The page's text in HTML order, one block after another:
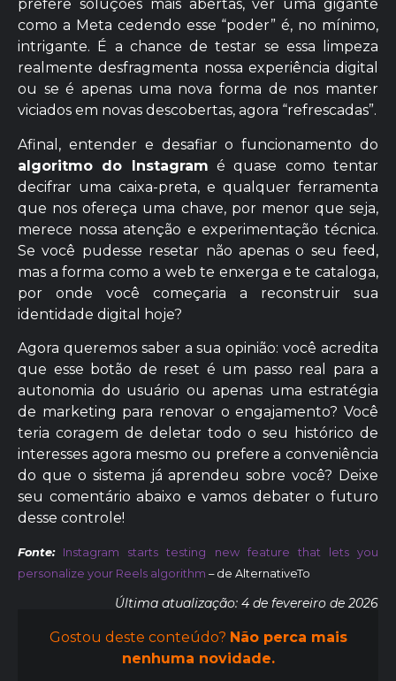
prefere soluções mais abertas, ver uma gigante
como a Meta cedendo esse “poder” é, no mínimo,
intrigante. É a chance de testar se essa limpeza
realmente desfragmenta nossa experiência digital
ou se é apenas uma nova forma de nos manter
viciados em novas descobertas, agora “refrescadas”.
Afinal, entender e desafiar o funcionamento do
algoritmo do Instagram é quase como tentar
decifrar uma caixa-preta, e qualquer ferramenta
que nos ofereça uma chave, por menor que seja,
merece nossa atenção e experimentação técnica.
Se você pudesse resetar não apenas o seu feed,
mas a forma como a web te enxerga e te cataloga,
por onde você começaria a reconstruir sua
identidade digital hoje?
Agora queremos saber a sua opinião: você acredita
que esse botão de reset é um passo real para a
autonomia do usuário ou apenas uma estratégia
de marketing para renovar o engajamento? Você
teria coragem de deletar todo o seu histórico de
interesses agora mesmo ou prefere a conveniência
do que o sistema já aprendeu sobre você? Deixe
seu comentário abaixo e vamos debater o futuro
desse controle!
Fonte:
Instagram starts testing new feature that lets you
personalize your Reels algorithm – de AlternativeTo
Última atualização: 4 de fevereiro de 2026
Gostou deste conteúdo? Não perca mais
nenhuma novidade.